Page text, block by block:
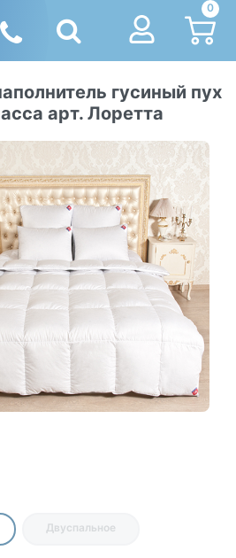
0
гусиный пух
арт. Лоретта
Двуспальное